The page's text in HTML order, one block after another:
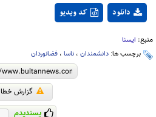
کد ویدیو دانلود
منبع: ایسنا
برچسب ها: دانشمندان ، ناسا ، فضانوردان
گزارش خطا
پسندیدم